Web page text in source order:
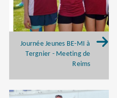
Journée Jeunes BE-MI à
Tergnier - Meeting de
Reims